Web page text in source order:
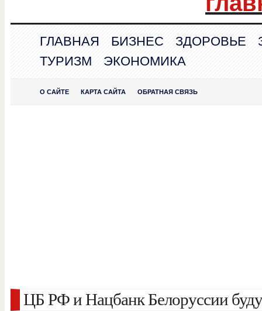
ГЛАВНАЯ БИЗНЕС ЗДОРОВЬЕ
ТУРИЗМ
ЭКОНОМИКА
О САЙТЕ КАРТА САЙТА ОБРАТНАЯ СВЯЗЬ
ЦБ РФ и Нацбанк Белоруссии